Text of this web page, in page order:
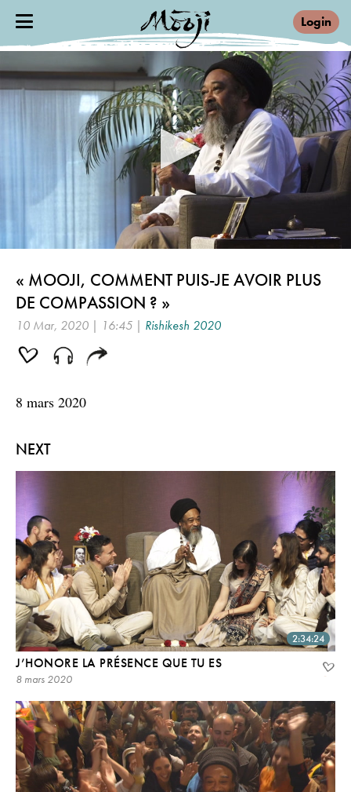
Login
minutes,
seconds
NEXT
2:34:24
J’HONORE LA PRÉSENCE QUE TU ES
8 mars 2020
« MOOJI, COMMENT PUIS-JE AVOIR PLUS
DE COMPASSION ? »
10 Mar, 2020 | 16:45 | Rishikesh 2020
8 mars 2020